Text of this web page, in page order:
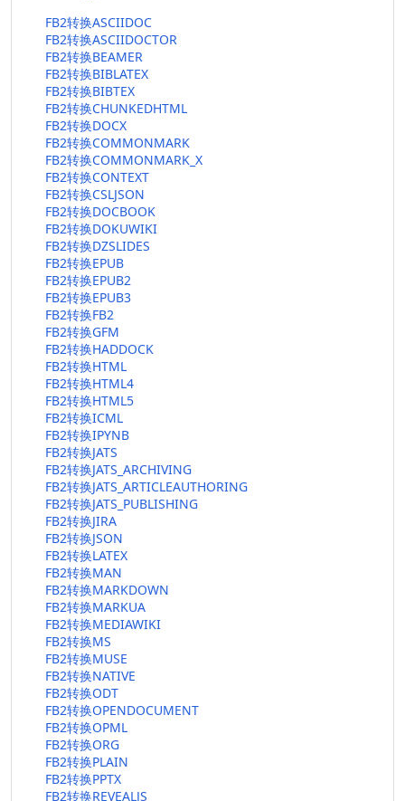
FB2转换ASCIIDOC
FB2转换ASCIIDOCTOR
FB2转换BEAMER
FB2转换BIBLATEX
FB2转换BIBTEX
FB2转换CHUNKEDHTML
FB2转换DOCX
FB2转换COMMONMARK
FB2转换COMMONMARK_X
FB2转换CONTEXT
FB2转换CSLJSON
FB2转换DOCBOOK
FB2转换DOKUWIKI
FB2转换DZSLIDES
FB2转换EPUB
FB2转换EPUB2
FB2转换EPUB3
FB2转换FB2
FB2转换GFM
FB2转换HADDOCK
FB2转换HTML
FB2转换HTML4
FB2转换HTML5
FB2转换ICML
FB2转换IPYNB
FB2转换JATS
FB2转换JATS_ARCHIVING
FB2转换JATS_ARTICLEAUTHORING
FB2转换JATS_PUBLISHING
FB2转换JIRA
FB2转换JSON
FB2转换LATEX
FB2转换MAN
FB2转换MARKDOWN
FB2转换MARKUA
FB2转换MEDIAWIKI
FB2转换MS
FB2转换MUSE
FB2转换NATIVE
FB2转换ODT
FB2转换OPENDOCUMENT
FB2转换OPML
FB2转换ORG
FB2转换PLAIN
FB2转换PPTX
FB2转换REVEALJS